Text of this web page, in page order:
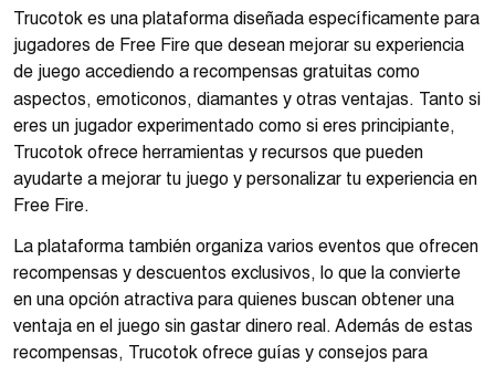
Trucotok es una plataforma diseñada específicamente para
jugadores de Free Fire que desean mejorar su experiencia
de juego accediendo a recompensas gratuitas como
aspectos, emoticonos, diamantes y otras ventajas. Tanto si
eres un jugador experimentado como si eres principiante,
Trucotok ofrece herramientas y recursos que pueden
ayudarte a mejorar tu juego y personalizar tu experiencia en
Free Fire.
La plataforma también organiza varios eventos que ofrecen
recompensas y descuentos exclusivos, lo que la convierte
en una opción atractiva para quienes buscan obtener una
ventaja en el juego sin gastar dinero real. Además de estas
recompensas, Trucotok ofrece guías y consejos para